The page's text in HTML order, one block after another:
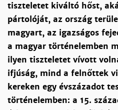
tiszteletet kiváltó hőst,
pártolóját, az ország
magyart, az igazságos
a magyar történelemben
ilyen tiszteletet vívott
ifjúság, mind a felnőttek
kereken egy évszázadot
történelemben: a 15.